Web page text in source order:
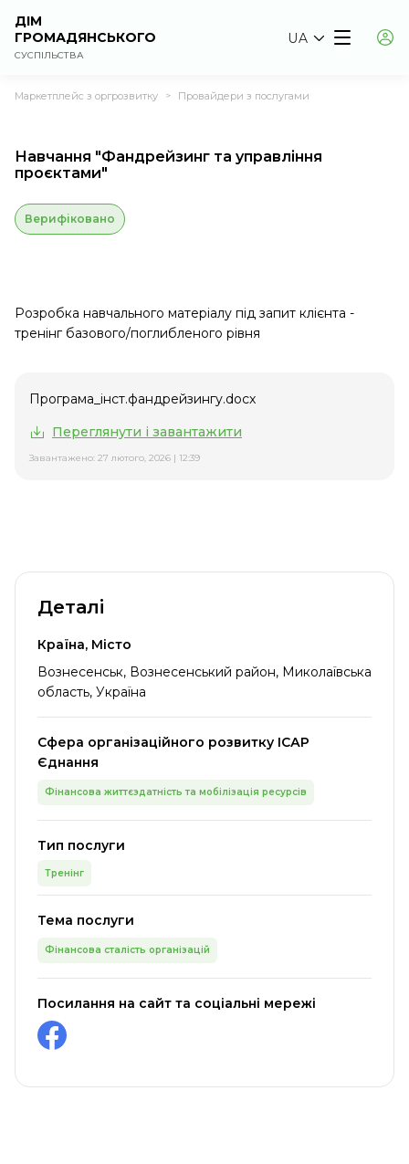
ДІМ
ГРОМАДЯНСЬКОГО
СУСПІЛЬСТВА
UA
Маркетплейс з оргрозвитку > Провайдери з послугами
Навчання "Фандрейзинг та управління
проєктами"
Верифіковано
Розробка навчального матеріалу під запит клієнта -
тренінг базового/поглибленого рівня
Програма_інст.фандрейзингу.docx
Переглянути і завантажити
Завантажено: 27 лютого, 2026 | 12:39
Деталі
Країна, Місто
Вознесенськ, Вознесенський район, Миколаївська
область, Україна
Сфера організаційного розвитку ІСАР
Єднання
Фінансова життєздатність та мобілізація ресурсів
Тип послуги
Тренінг
Тема послуги
Фінансова сталість організацій
Посилання на сайт та соціальні мережі